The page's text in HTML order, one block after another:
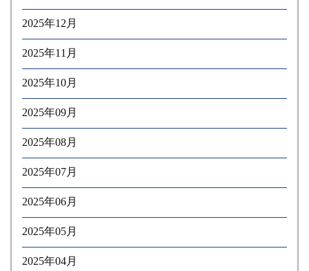
2025年12月
2025年11月
2025年10月
2025年09月
2025年08月
2025年07月
2025年06月
2025年05月
2025年04月